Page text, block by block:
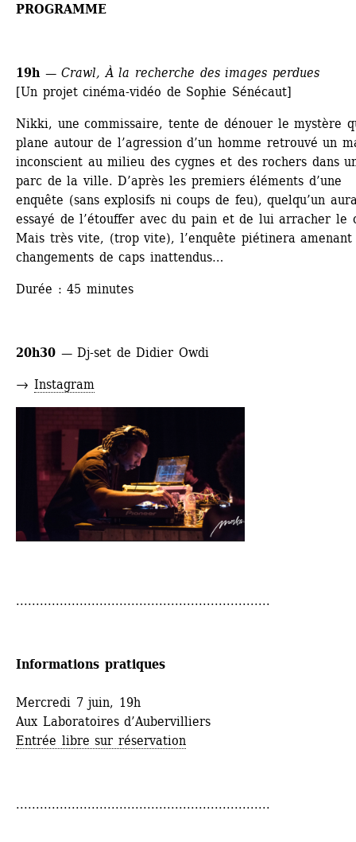
PROGRAMME
19h — Crawl, À la recherche des images perdues
[Un projet cinéma-vidéo de Sophie Sénécaut]
Nikki, une commissaire, tente de dénouer le mystère
plane autour de l’agression d’un homme retrouvé un
inconscient au milieu des cygnes et des rochers dans
parc de la ville. D’après les premiers éléments d’une
enquête (sans explosifs ni coups de feu), quelqu’un
essayé de l’étouffer avec du pain et de lui arracher le
Mais très vite, (trop vite), l’enquête piétinera amenant
changements de caps inattendus…
Durée : 45 minutes
20h30 — Dj-set de Didier Owdi
→ Instagram
................................................................
Informations pratiques
Mercredi 7 juin, 19h
Aux Laboratoires d’Aubervilliers
Entrée libre sur réservation
................................................................